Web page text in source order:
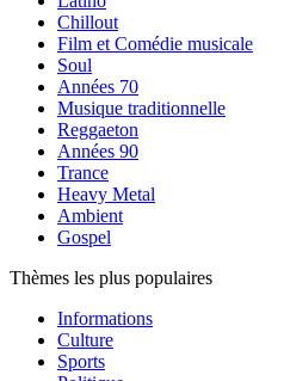
Chillout
Film et Comédie musicale
Soul
Années 70
Musique traditionnelle
Reggaeton
Années 90
Trance
Heavy Metal
Ambient
Gospel
Thèmes les plus populaires
Informations
Culture
Sports